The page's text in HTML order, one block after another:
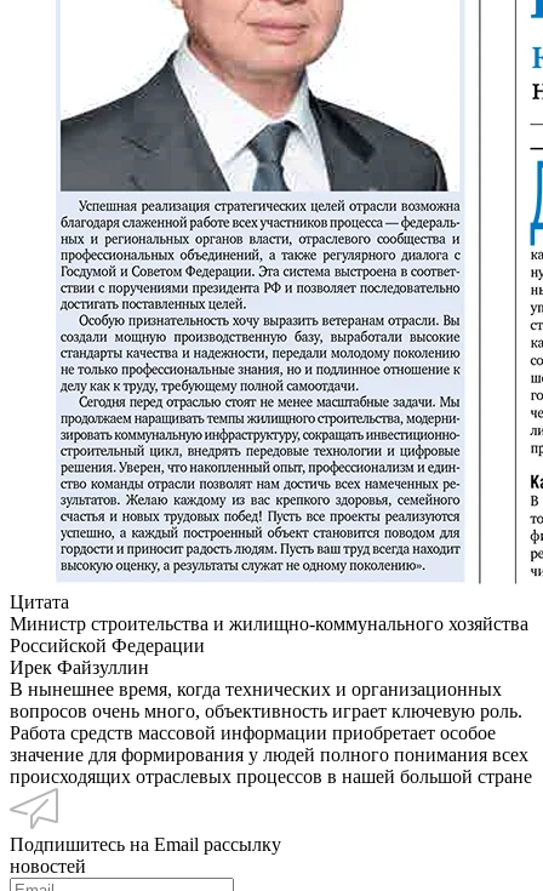
Цитата
Министр строительства и жилищно-коммунального хозяйства
Российской Федерации
Ирек Файзуллин
В нынешнее время, когда технических и организационных
вопросов очень много, объективность играет ключевую роль.
Работа средств массовой информации приобретает особое
значение для формирования у людей полного понимания всех
происходящих отраслевых процессов в нашей большой стране
Подпишитесь на Email рассылку
новостей